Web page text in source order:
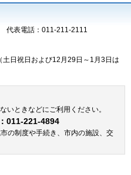
代表電話：011-211-2111
日祝日および12月29日～1月3日は
いときなどにご利用ください。
011-221-4894
の制度や手続き、市内の施設、交